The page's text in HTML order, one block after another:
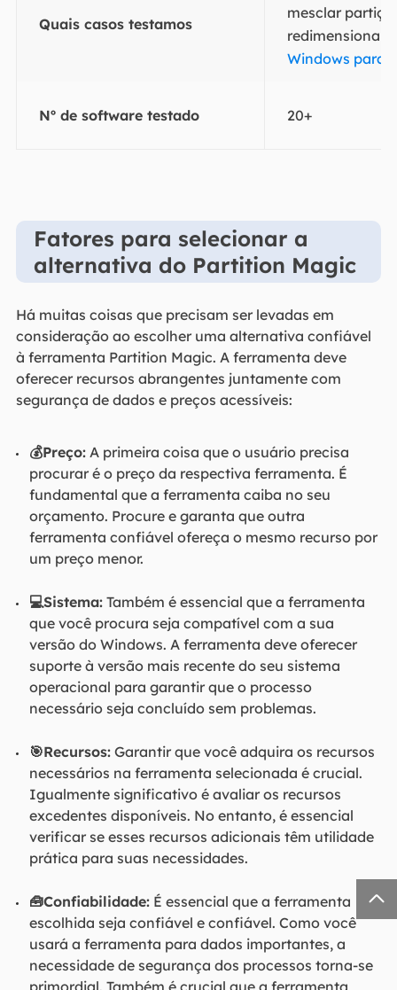
Quais casos testamos
mesclar
Windows para
Nº de software testado 20+
Fatores para selecionar a
alternativa do Partition Magic
Há muitas coisas que precisam ser levadas em
consideração ao escolher uma alternativa confiável
à ferramenta Partition Magic. A ferramenta deve
oferecer recursos abrangentes juntamente com
segurança de dados e preços acessíveis:
💰Preço:A primeira coisa que o usuário precisa
procurar é o preço da respectiva ferramenta. É
fundamental que a ferramenta caiba no seu
orçamento. Procure e garanta que outra
ferramenta confiável ofereça o mesmo recurso por
um preço menor.
💻Sistema:Também é essencial que a ferramenta
que você procura seja compatível com a sua
versão do Windows. A ferramenta deve oferecer
suporte à versão mais recente do seu sistema
operacional para garantir que o processo
necessário seja concluído sem problemas.
🎯Recursos:Garantir que você adquira os recursos
necessários na ferramenta selecionada é crucial.
Igualmente significativo é avaliar os recursos
excedentes disponíveis. No entanto, é essencial
verificar se esses recursos adicionais têm utilidade
prática para suas necessidades.
🧰Confiabilidade:É essencial que a ferramenta
escolhida seja confiável e confiável. Como você
usará a ferramenta para dados importantes, a
necessidade de segurança dos processos torna-se
primordial. Também é crucial que a ferramenta
